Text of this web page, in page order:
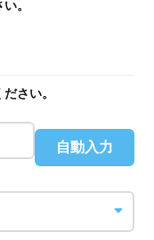
。
さい。
自動入力